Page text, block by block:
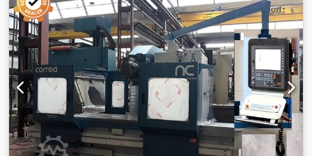
Conus: ISO 50 Snelheidsbereik: 4000 toeren/min
Vermogen: 22 kW Werksnelheden: 5-5000 mm/min Snelle
verplaatsingen (X, Y, Z): 12000 mm/min Geschat gewicht
van de machine: 9500 kg Dodpfx Aozq Rzqofijkr
Afmetingen machine: 6400x3345x2800 mm De machine is
uitgerust met: - Optische meetlatten op de assen X, Y, Z –
Elektronisch handwiel – Voetpedaal voor hydraulische
bevestiging van de gereedschaphouder